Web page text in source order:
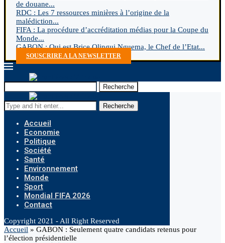
de douane...
RDC : Les 7 ressources minières à l’origine de la
malédiction...
FIFA : La procédure d’accréditation médias pour la Coupe du
Monde...
GABON : Qui est Brice Olingui Nguema, le Chef de l’Etat...
SOUSCRIRE A LA NEWSLETTER
Recherche
Recherche
Accueil
Economie
Politique
Société
Santé
Environnement
Monde
Sport
Mondial FIFA 2026
Contact
Copyright 2021 - All Right Reserved
Accueil » GABON : Seulement quatre candidats retenus pour
l’élection présidentielle